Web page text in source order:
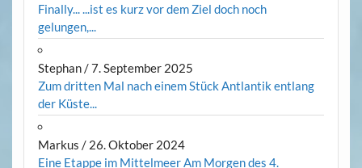
Finally... ...ist es kurz vor dem Ziel doch noch
gelungen,...
Stephan/7. September 2025
Zum dritten Mal nach einem Stück Antlantik entlang
der Küste...
Markus / 26. Oktober 2024
Eine Etappe im Mittelmeer Am Morgen des 4.